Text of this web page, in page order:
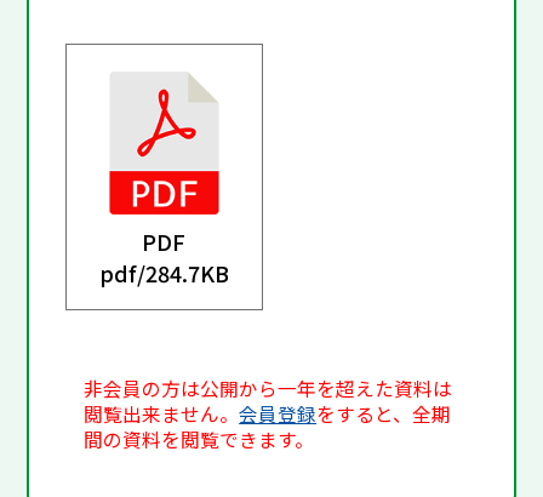
PDF
pdf/284.7KB
非会員の方は公開から一年を超えた資料は
閲覧出来ません。会員登録をすると、全期
間の資料を閲覧できます。